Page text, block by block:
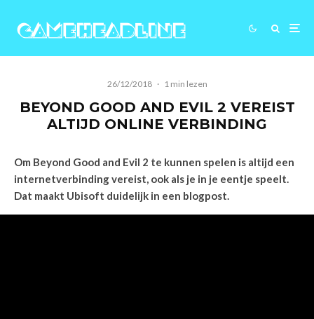
26/12/2018 · 1 min lezen
BEYOND GOOD AND EVIL 2 VEREIST
ALTIJD ONLINE VERBINDING
Om Beyond Good and Evil 2 te kunnen spelen is altijd een
internetverbinding vereist, ook als je in je eentje speelt.
Dat maakt Ubisoft duidelijk in een blogpost.